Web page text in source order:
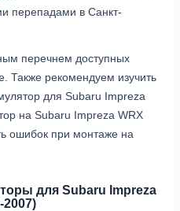
перепадами в Санкт-
перечнем доступных
Также рекомендуем изучить
для Subaru Impreza
на Subaru Impreza WRX
ошибок при монтаже на
для Subaru Impreza
2007)